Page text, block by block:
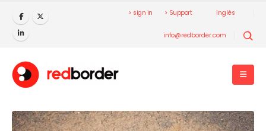
> sign in > Support Inglés
info@redborder.com